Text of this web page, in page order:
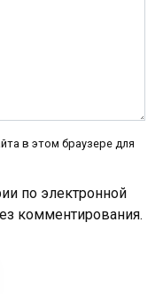
в этом браузере для
по электронной
комментирования.